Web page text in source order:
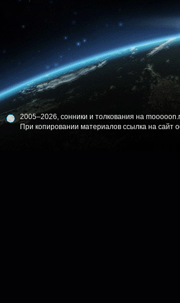
2005–2026, сонники и толкования на
При копировании материалов ссылка на сайт